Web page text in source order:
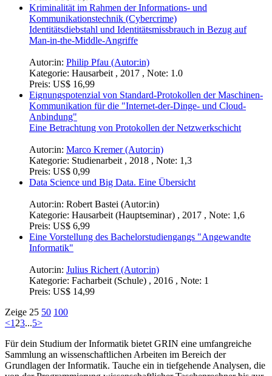
Autor:in:Mike Pfeffer (Autor:in)
Kategorie:Bachelorarbeit , 2017 , Note: 2.4
Preis:US$ 42,99
Autor:in:Kai Weide (Autor:in)
Kategorie: Seminararbeit , 2010 , Note: 1,3
Preis:US$ 0,99
Das Darknet. Gefahren und Chancen
Autor:in:Noah Rümmele (Autor:in)
Preis:US$ 19,99
Kriminalität im Rahmen der Informations- und
Kommunikationstechnik (Cybercrime)
Identitätsdiebstahl und Identitätsmissbrauch in Bezug auf
Autor:in:Philip Pfau (Autor:in)
Kategorie:Hausarbeit , 2017 , Note: 1.0
Preis:US$ 16,99
Kommunikation für die "Internet-der-Dinge- und Cloud-
Anbindung"
Eine Betrachtung von Protokollen der Netzwerkschicht
Kategorie: Studienarbeit , 2018 , Note: 1,3
Preis:US$ 0,99
Data Science und Big Data. Eine Übersicht